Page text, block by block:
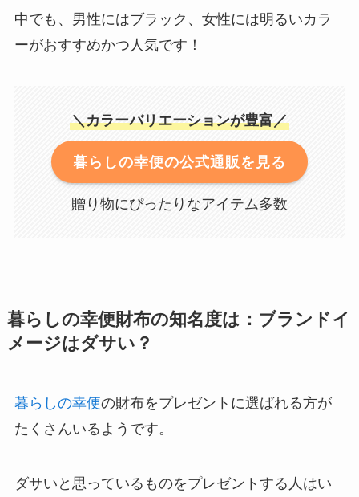
中でも、男性にはブラック、女性には明るいカラ
ーがおすすめかつ人気です！
＼カラーバリエーションが豊富／
暮らしの幸便の公式通販を見る
贈り物にぴったりなアイテム多数
暮らしの幸便財布の知名度は：ブランドイ
メージはダサい？
暮らしの幸便の財布をプレゼントに選ばれる方が
たくさんいるようです。
ダサいと思っているものをプレゼントする人はい